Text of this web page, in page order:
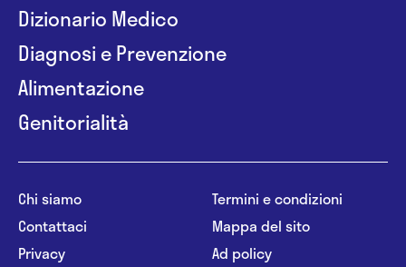
Dizionario Medico
Diagnosi e Prevenzione
Alimentazione
Genitorialità
Chi siamo
Contattaci
Privacy
Termini e condizioni
Mappa del sito
Ad policy